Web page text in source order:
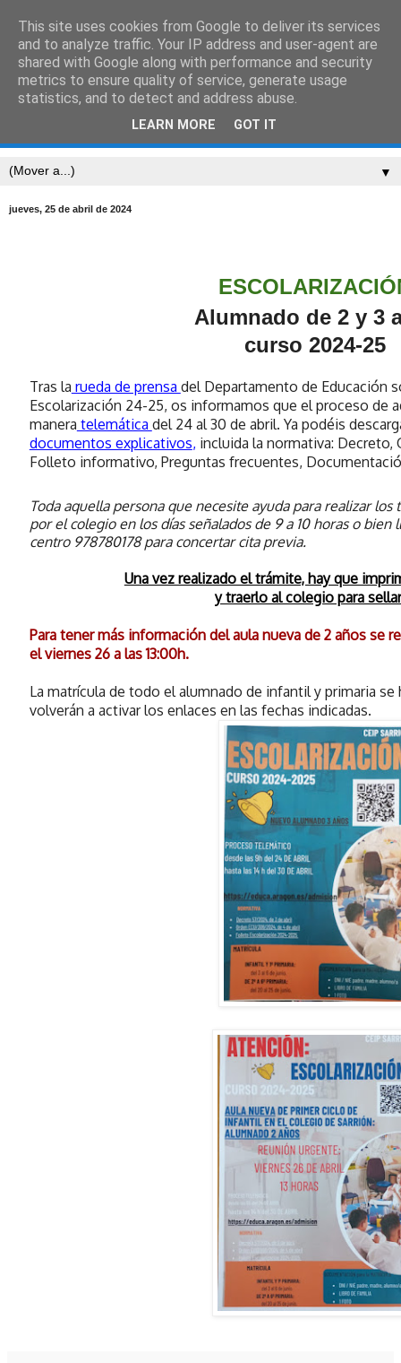
CEIP SARRIÓN
"Mucha gente pequeña, en lugares pequeños, haciendo
cosas pequeñas, puede cambiar el mundo." Eduardo
▼
jueves, 25 de abril de 2024
Alumnado de 2 y 3
curso 2024-25
Tras la rueda de prensa del Departamento de Educación
Escolarización 24-25, os informamos que el proceso de
manera telemática del 24 al 30 de abril. Ya podéis
documentos explicativos, incluida la normativa: Decreto,
Folleto informativo, Preguntas frecuentes,
Toda aquella persona que necesite ayuda para realizar los
por el colegio en los días señalados de 9 a 10 horas o bien
centro 978780178 para concertar cita previa.
Una vez realizado el trámite, hay que
y traerlo al colegio para
Para tener más información del aula nueva de 2 años se
el viernes 26 a las 13:00h.
La matrícula de todo el alumnado de infantil y primaria se
volverán a activar los enlaces en las fechas indicadas.
This site uses cookies from Google to deliver its services
and to analyze traffic. Your IP address and user-agent are
shared with Google along with performance and security
metrics to ensure quality of service, generate usage
statistics, and to detect and address abuse.
LEARN MORE GOT IT